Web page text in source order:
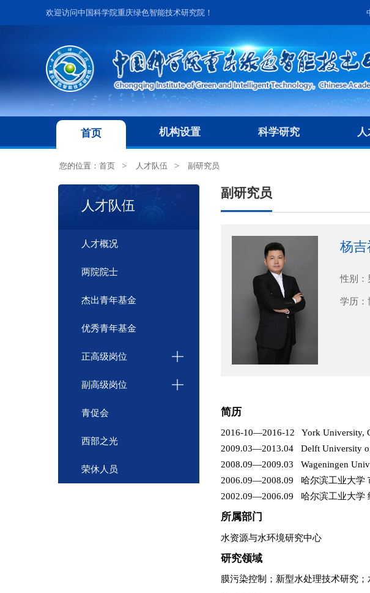
欢迎访问中国科学院重庆绿色智能技术研究院！
首页 机构设置 科学研究
您的位置：首页 人才队伍 副研究员
人才队伍
人才概况
两院院士
杰出青年基金
优秀青年基金
正高级岗位
副高级岗位
青促会
西部之光
荣休人员
副研究员
杨吉
性别：
学历：
简历
2016-10—2016-12 York University,
2009.03—2013.04 Delft
2008.09—2009.03 Wageningen
2006.09—2008.09 哈尔滨工
2002.09—2006.09 哈尔滨工业
所属部门
水资源与水环境研究中心
研究领域
膜污染控制；新型水处理技术研究